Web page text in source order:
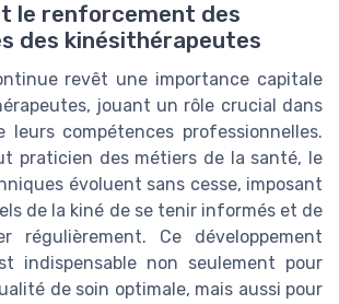
le renforcement des
des kinésithérapeutes
revêt une importance capitale
jouant un rôle crucial dans
leurs compétences professionnelles.
praticien des métiers de la santé, le
évoluent sans cesse, imposant
de la kiné de se tenir informés et de
régulièrement. Ce développement
indispensable non seulement pour
de soin optimale, mais aussi pour